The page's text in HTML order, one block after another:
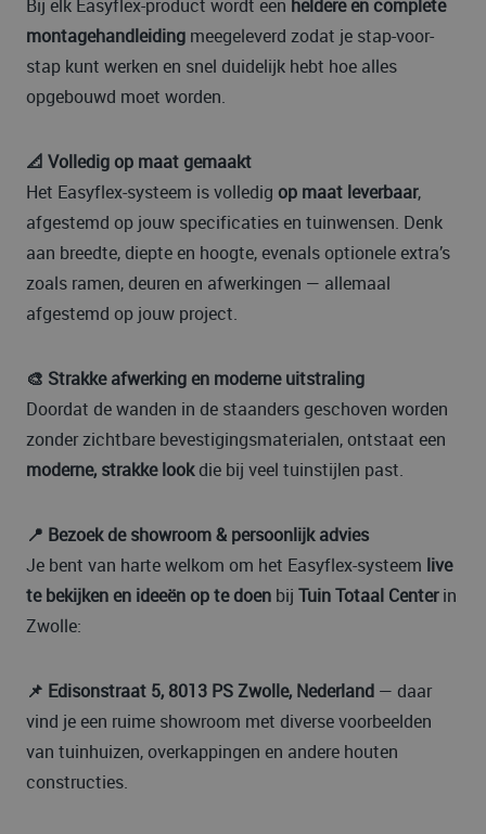
Bij elk Easyflex-product wordt een heldere en complete
montagehandleiding meegeleverd zodat je stap-voor-
stap kunt werken en snel duidelijk hebt hoe alles
opgebouwd moet worden.
📐 Volledig op maat gemaakt
Het Easyflex-systeem is volledig op maat leverbaar,
afgestemd op jouw specificaties en tuinwensen. Denk
aan breedte, diepte en hoogte, evenals optionele extra’s
zoals ramen, deuren en afwerkingen — allemaal
afgestemd op jouw project.
🎨 Strakke afwerking en moderne uitstraling
Doordat de wanden in de staanders geschoven worden
zonder zichtbare bevestigingsmaterialen, ontstaat een
moderne, strakke lookdie bij veel tuinstijlen past.
📍 Bezoek de showroom & persoonlijk advies
Je bent van harte welkom om het Easyflex-systeem live
te bekijken en ideeën op te doen bij Tuin Totaal Centerin
Zwolle:
📌 Edisonstraat 5, 8013 PS Zwolle, Nederland — daar
vind je een ruime show­room met diverse voorbeelden
van tuinhuizen, overkappingen en andere houten
constructies.